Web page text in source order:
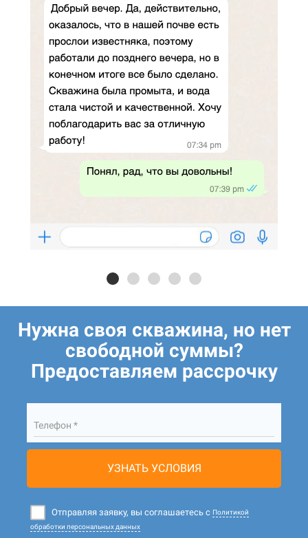
Нужна своя скважина, но нет
свободной суммы?
Предоставляем рассрочку
Телефон *
УЗНАТЬ УСЛОВИЯ
Отправляя заявку, вы соглашаетесь с Политикой
обработки персональных данных